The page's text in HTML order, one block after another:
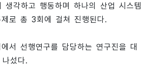
생각하고 행동하며 하나의 산업 시스템
제로 총 3회에 걸쳐 진행된다.
서 선행연구를 담당하는 연구진을 대
섰다.